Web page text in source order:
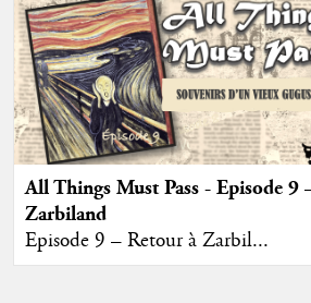
All Things Must Pass - Episode 9
Zarbiland
Episode 9 – Retour à Zarbil...